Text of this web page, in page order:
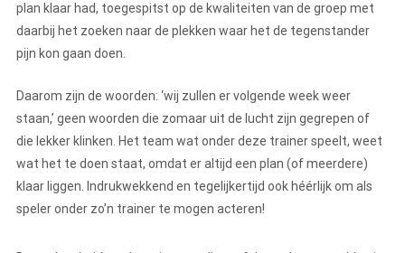
plan klaar had, toegespitst op de kwaliteiten van de groep met
daarbij het zoeken naar de plekken waar het de tegenstander
pijn kon gaan doen.
Daarom zijn de woorden: ‘wij zullen er volgende week weer
staan,’ geen woorden die zomaar uit de lucht zijn gegrepen of
die lekker klinken. Het team wat onder deze trainer speelt, weet
wat het te doen staat, omdat er altijd een plan (of meerdere)
klaar liggen. Indrukwekkend en tegelijkertijd ook héérlijk om als
speler onder zo’n trainer te mogen acteren!